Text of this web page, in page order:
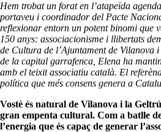
Hem trobat un forat en l’atapeïda
portaveu i coordinador del Pacte
reflexionar entorn un potent binomi que
150 anys: associacionisme i llibertats
de Cultura de l’Ajuntament de
de la capital garrafenca, Elena ha
amb el teixit associatiu català. El
política que més consens genera a
Vostè és natural de Vilanova i la
gran empenta cultural. Com a batlle
l’energia que és capaç de generar